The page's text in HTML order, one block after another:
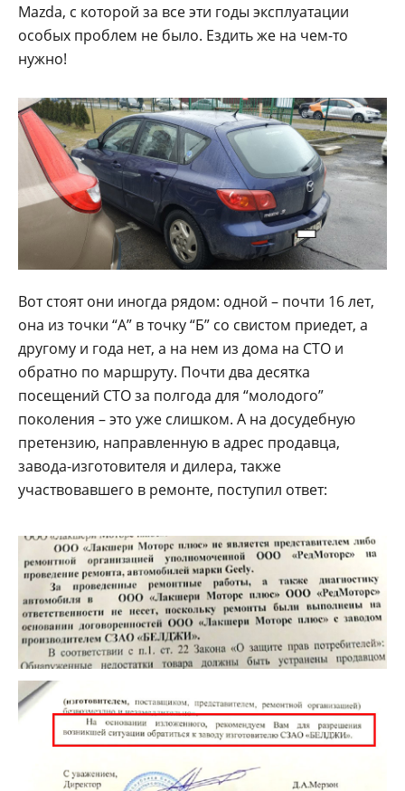
Mazda, с которой за все эти годы эксплуатации
особых проблем не было. Ездить же на чем-то
нужно!
Вот стоят они иногда рядом: одной – почти 16 лет,
она из точки “А” в точку “Б” со свистом приедет, а
другому и года нет, а на нем из дома на СТО и
обратно по маршруту. Почти два десятка
посещений СТО за полгода для “молодого”
поколения – это уже слишком. А на досудебную
претензию, направленную в адрес продавца,
завода-изготовителя и дилера, также
участвовавшего в ремонте, поступил ответ: